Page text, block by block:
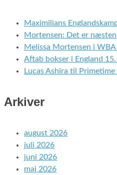
Maximilians
Mortensen: Det er
Melissa Mortensen i
Aftab bokser i England
Lucas Ashira til Primetime
Arkiver
august 2026
juli 2026
juni 2026
maj 2026